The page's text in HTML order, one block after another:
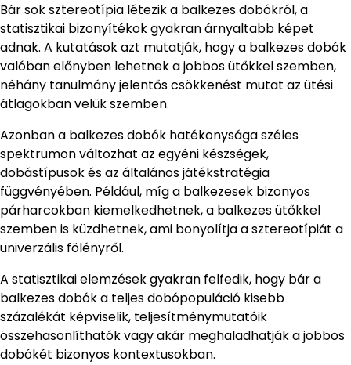
Bár sok sztereotípia létezik a balkezes dobókról, a
statisztikai bizonyítékok gyakran árnyaltabb képet
adnak. A kutatások azt mutatják, hogy a balkezes dobók
valóban előnyben lehetnek a jobbos ütőkkel szemben,
néhány tanulmány jelentős csökkenést mutat az ütési
átlagokban velük szemben.
Azonban a balkezes dobók hatékonysága széles
spektrumon változhat az egyéni készségek,
dobástípusok és az általános játékstratégia
függvényében. Például, míg a balkezesek bizonyos
párharcokban kiemelkedhetnek, a balkezes ütőkkel
szemben is küzdhetnek, ami bonyolítja a sztereotípiát a
univerzális fölényről.
A statisztikai elemzések gyakran felfedik, hogy bár a
balkezes dobók a teljes dobópopuláció kisebb
százalékát képviselik, teljesítménymutatóik
összehasonlíthatók vagy akár meghaladhatják a jobbos
dobókét bizonyos kontextusokban.